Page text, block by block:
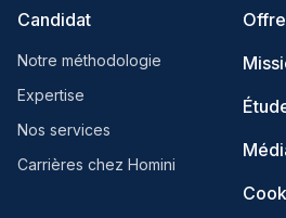
Candidat
Notre méthodologie
Expertise
Nos services
Carrières chez Homini